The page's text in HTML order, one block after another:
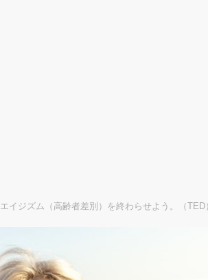
エイジズム（高齢者差別）を終わらせよう。（TED）